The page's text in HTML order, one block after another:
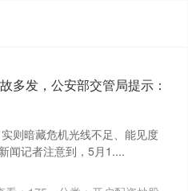
多发，公安部交管局提示：
则暗藏危机光线不足、能见度
闻记者注意到，5月1....